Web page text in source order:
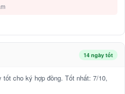
14 ngày tốt
tốt cho ký hợp đồng. Tốt nhất: 7/10,